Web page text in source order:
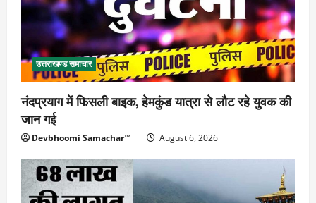
उत्तराखण्ड समाचार
नंदप्रयाग में फिसली बाइक, हेमकुंड यात्रा से लौट रहे युवक की
जान गई
Devbhoomi Samachar™ August 6, 2026